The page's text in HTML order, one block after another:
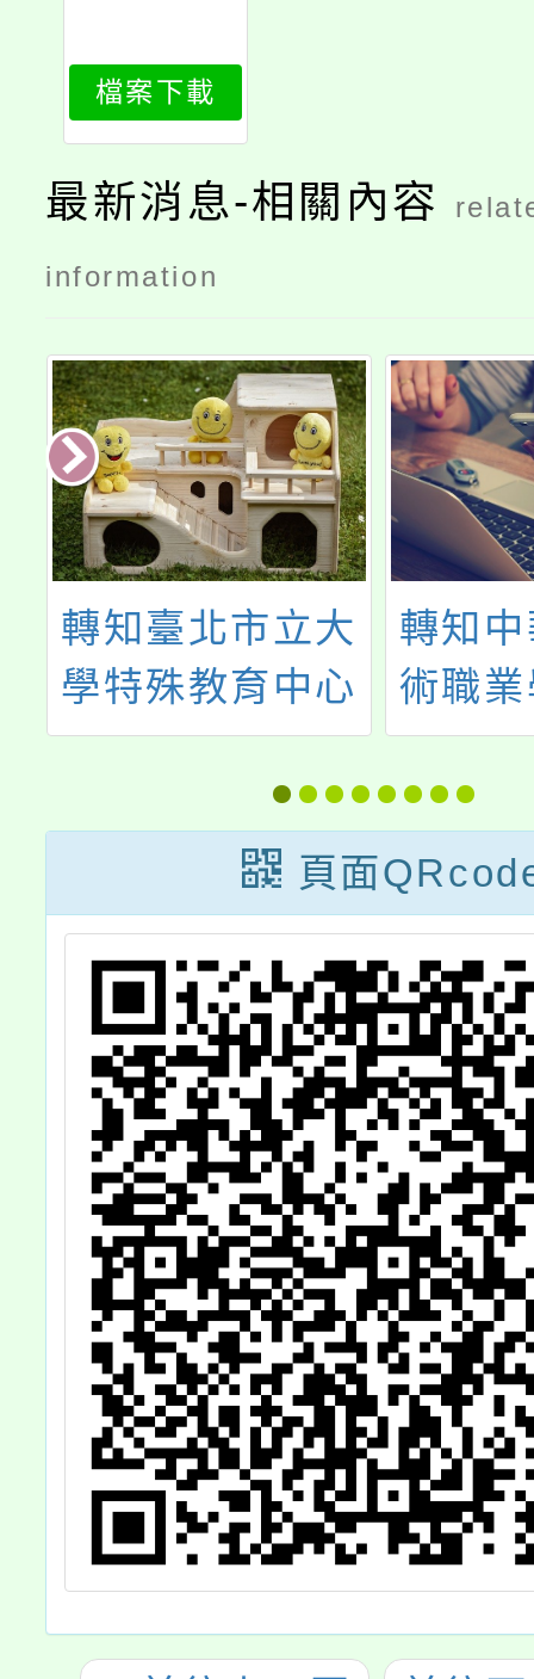
檔案下載
最新消息-相關內容
information
轉知中華高級藝
術職業學校日間
部正規班113學
年度辦理特色招
3/16(
育日
享」
享」
頁面